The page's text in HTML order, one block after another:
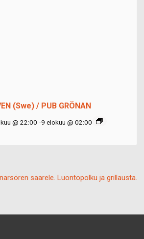
(Swe) / PUB GRÖNAN
@ 22:00 -9 elokuu @ 02:00
saarele. Luontopolku ja grillausta.